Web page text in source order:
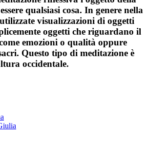
qualsiasi cosa. In genere nella
visualizzazioni di oggetti
oggetti che riguardano il
emozioni o qualità oppure
Questo tipo di meditazione è
occidentale.